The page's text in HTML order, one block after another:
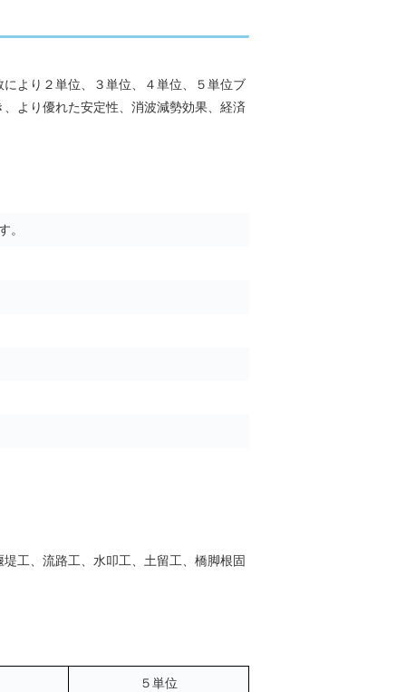
より２単位、３単位、４単位、５単位ブ
より優れた安定性、消波減勢効果、経済
。
工、流路工、水叩工、土留工、橋脚根固
５単位